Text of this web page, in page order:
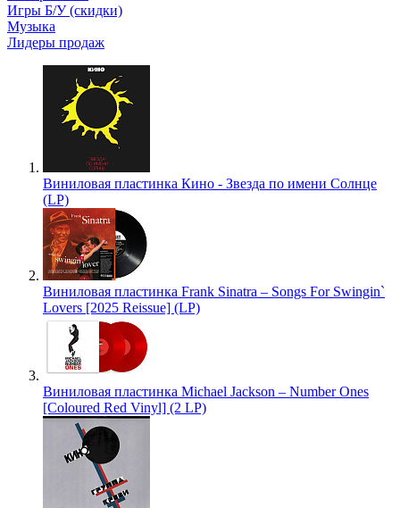
Игры Б/У (скидки)
Музыка
Лидеры продаж
Виниловая пластинка Кино - Звезда по имени Солнце
(LP)
Виниловая пластинка Frank Sinatra – Songs For Swingin`
Lovers [2025 Reissue] (LP)
Виниловая пластинка Michael Jackson – Number Ones
[Coloured Red Vinyl] (2 LP)